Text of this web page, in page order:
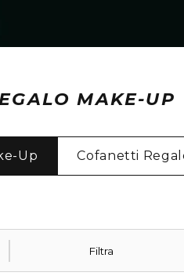
MAKE-UP
Up Cofanetti
Filtra